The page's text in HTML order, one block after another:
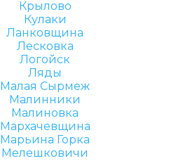
Крылово
Кулаки
Ланковщина
Лесковка
Логойск
Ляды
Малая Сырмеж
Малинники
Малиновка
Мархачевщина
Марьина Горка
Мелешковичи